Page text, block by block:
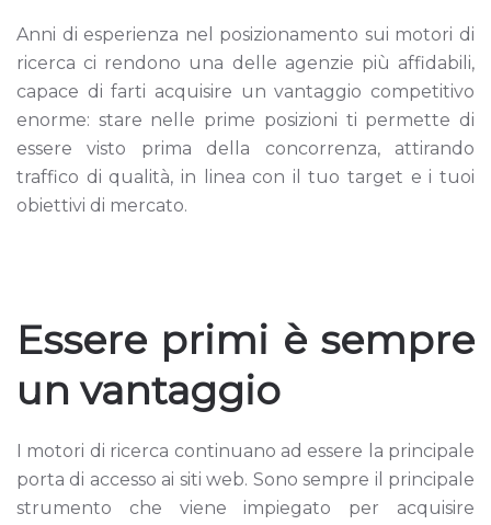
Anni di esperienza nel posizionamento sui motori di
ricerca ci rendono una delle agenzie più affidabili,
capace di farti acquisire un vantaggio competitivo
enorme: stare nelle prime posizioni ti permette di
essere visto prima della concorrenza, attirando
traffico di qualità, in linea con il tuo target e i tuoi
obiettivi di mercato.
Essere primi è sempre
un vantaggio
I motori di ricerca continuano ad essere la principale
porta di accesso ai siti web. Sono sempre il principale
strumento che viene impiegato per acquisire